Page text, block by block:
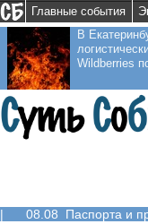
Главные события
В
Wildberries
| 08.08 Паспорта и